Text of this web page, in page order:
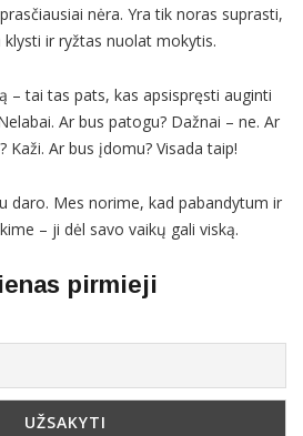
nėra. Yra tik noras suprasti,
ir ryžtas nuolat mokytis.
– tai tas pats, kas apsispręsti auginti
Ar bus patogu? Dažnai – ne. Ar
Kaži. Ar bus įdomu? Visada taip!
daro. Mes norime, kad pabandytum ir
– ji dėl savo vaikų gali viską.
pirmieji